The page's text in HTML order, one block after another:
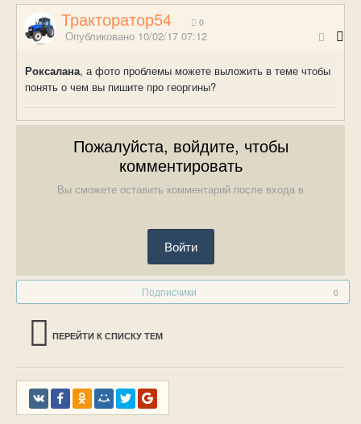
Тракторатор54 0
Опубликовано 10/02/17 07:12
Роксалана, а фото проблемы можете выложить в теме чтобы
понять о чем вы пишите про георгины?
Пожалуйста, войдите, чтобы
комментировать
Вы сможете оставить комментарий после входа в
Войти
Подписчики 0
ПЕРЕЙТИ К СПИСКУ ТЕМ